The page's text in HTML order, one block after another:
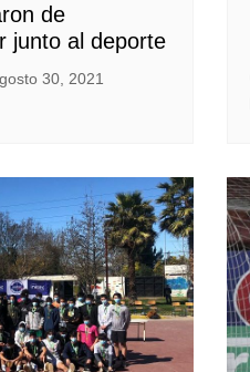
de
junto al deporte
30, 2021